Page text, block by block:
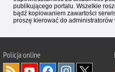
publikującego portalu. Wszelkie
bądź kopiowaniem zawartości
proszę kierować do administratorów
Policjaonline